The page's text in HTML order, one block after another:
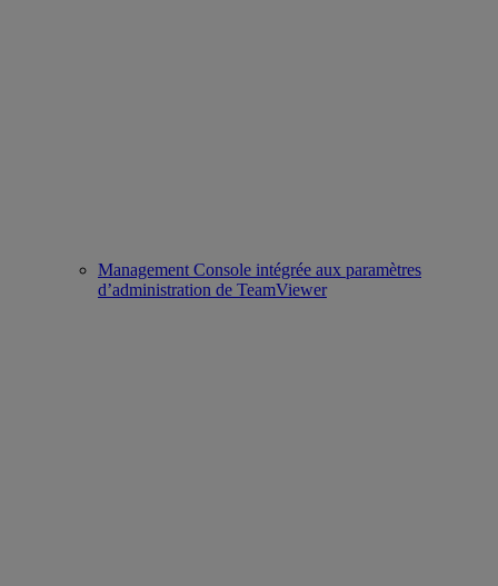
Management Console intégrée aux paramètres
d’administration de TeamViewer